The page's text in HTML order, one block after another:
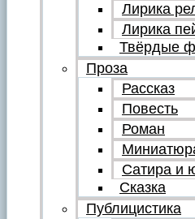
Лирика
Лирика
Твёрдые
Проза
Рассказ
Повесть
Роман
Сатира и
Сказка
Публицистика